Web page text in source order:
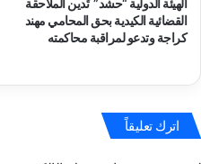
القضائية الكيدية بحق المحامي مهند
كراجة وتدعو لمراقبة محاكمته
اترك تعليقاً